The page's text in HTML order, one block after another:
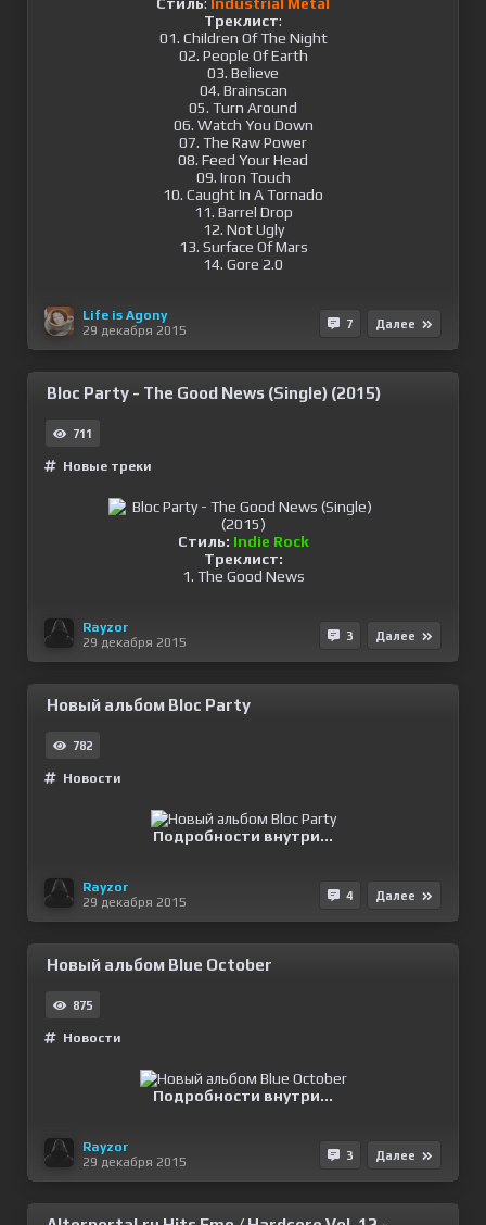
Треклист:
01. Children Of The Night
02. People Of Earth
03. Believe
04. Brainscan
05. Turn Around
06. Watch You Down
07. The Raw Power
08. Feed Your Head
09. Iron Touch
10. Caught In A Tornado
11. Barrel Drop
12. Not Ugly
13. Surface Of Mars
14. Gore 2.0
Life is Agony
29 декабря 2015
7 Далее
Bloc Party - The Good News (Single) (2015)
711
Новые треки
Стиль: Indie Rock
Треклист:
1. The Good News
Rayzor
29 декабря 2015
3 Далее
Новый альбом Bloc Party
782
Новости
Подробности внутри...
Rayzor
29 декабря 2015
4 Далее
Новый альбом Blue October
875
Новости
Подробности внутри...
Rayzor
29 декабря 2015
3 Далее